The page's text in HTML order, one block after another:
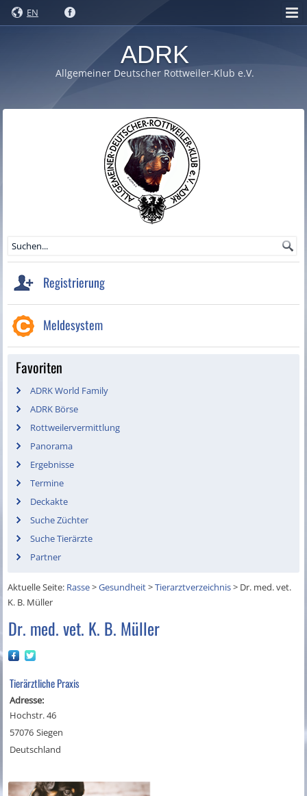
EN
ADRK
Allgemeiner Deutscher Rottweiler-Klub e.V.
Registrierung
Meldesystem
Favoriten
ADRK World Family
ADRK Börse
Rottweilervermittlung
Panorama
Ergebnisse
Termine
Deckakte
Suche Züchter
Suche Tierärzte
Partner
Aktuelle Seite: Rasse>Gesundheit>Tierarztverzeichnis> Dr. med. vet.
K. B. Müller
Dr. med. vet. K. B. Müller
Tierärztliche Praxis
Adresse:
Hochstr. 46
57076 Siegen
Deutschland